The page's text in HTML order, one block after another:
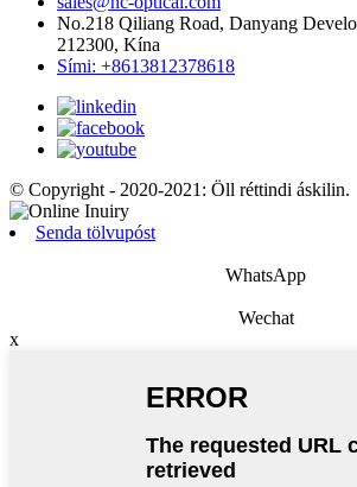
No.218 Qiliang Road, Danyang
212300, Kína
Sími: +8613812378618
© Copyright - 2020-2021: Öll réttindi áskilin.
Senda tölvupóst
WhatsApp
Wechat
x